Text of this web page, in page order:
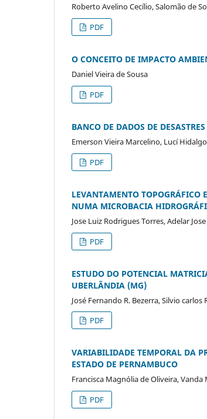
Roberto Avelino Cecílio, Salomão de
PDF
O CONCEITO DE IMPACTO
Daniel Vieira de Sousa
PDF
BANCO DE DADOS DE
Emerson Vieira Marcelino, Lucí
PDF
LEVANTAMENTO TOPOGRÁFICO
NUMA MICROBACIA
Jose Luiz Rodrigues Torres, Adelar
PDF
ESTUDO DO POTENCIAL
UBERLÂNDIA (MG)
José Fernando R. Bezerra, Silvio carlos
PDF
VARIABILIDADE TEMPORAL DA
ESTADO DE PERNAMBUCO
Francisca Magnólia de Oliveira,
PDF